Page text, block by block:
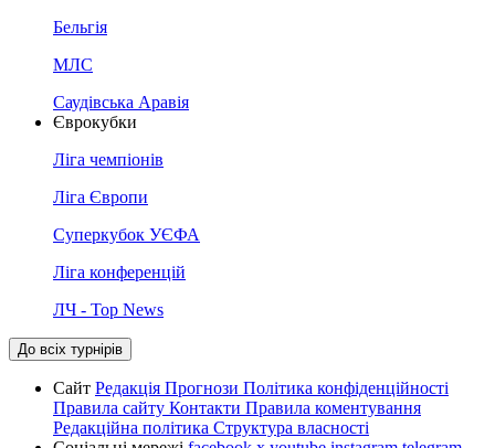
Бельгія
МЛС
Саудівська Аравія
Єврокубки
Ліга чемпіонів
Ліга Європи
Суперкубок УЄФА
Ліга конференцій
ЛЧ - Top News
До всіх турнірів
Сайт Редакція Прогнози Політика конфіденційності
Правила сайту Контакти Правила коментування
Редакційна політика Структура власності